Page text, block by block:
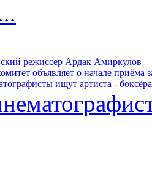
режиссер Ардак Амиркулов
объявляет о начале приёма
ищут артиста -